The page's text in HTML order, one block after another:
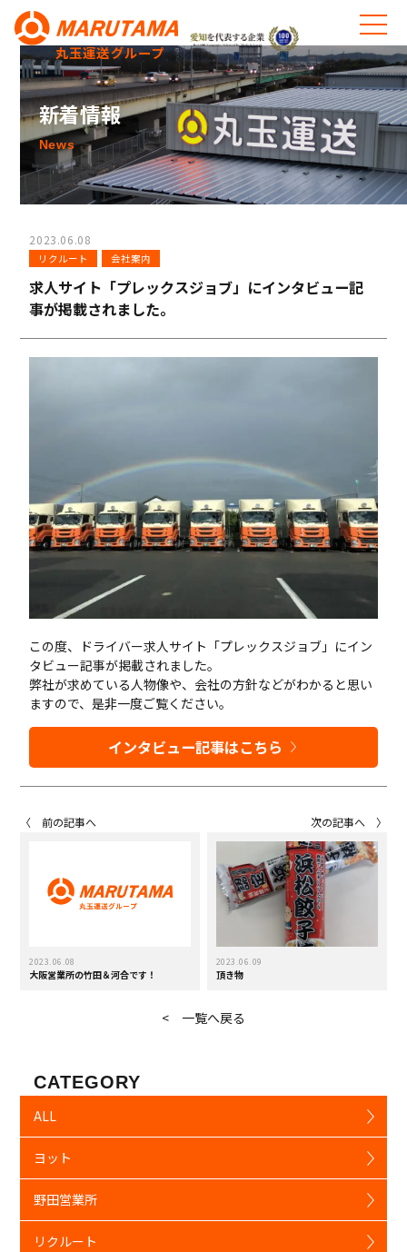
丸玉運送グループ
新着情報
News
2023.06.08
リクルート 会社案内
求人サイト「プレックスジョブ」にインタビュー記
事が掲載されました。
この度、ドライバー求人サイト「プレックスジョブ」にイン
タビュー記事が掲載されました。
弊社が求めている人物像や、会社の方針などがわかると思い
ますので、是非一度ご覧ください。
インタビュー記事はこちら
〈 前の記事へ
2023.06.08
大阪営業所の竹田＆河合です！
次の記事へ 〉
2023.06.09
頂き物
< 一覧へ戻る
CATEGORY
ALL
ヨット
野田営業所
リクルート